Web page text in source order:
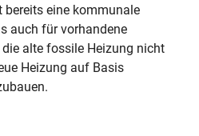
bereits eine kommunale
auch für vorhandene
alte fossile Heizung nicht
Heizung auf Basis